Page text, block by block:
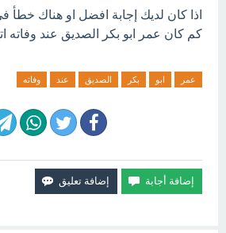
اذا كان لديك إجابة افضل او هناك خطأ
كم كان عمر ابو بكر الصديق عند وفاته
عمر ابو بكر الصديق عند وفاته